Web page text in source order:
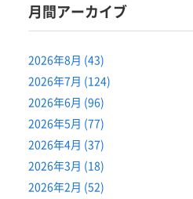
月間アーカイブ
2026年8月 (43)
2026年7月 (124)
2026年6月 (96)
2026年5月 (77)
2026年4月 (37)
2026年3月 (18)
2026年2月 (52)